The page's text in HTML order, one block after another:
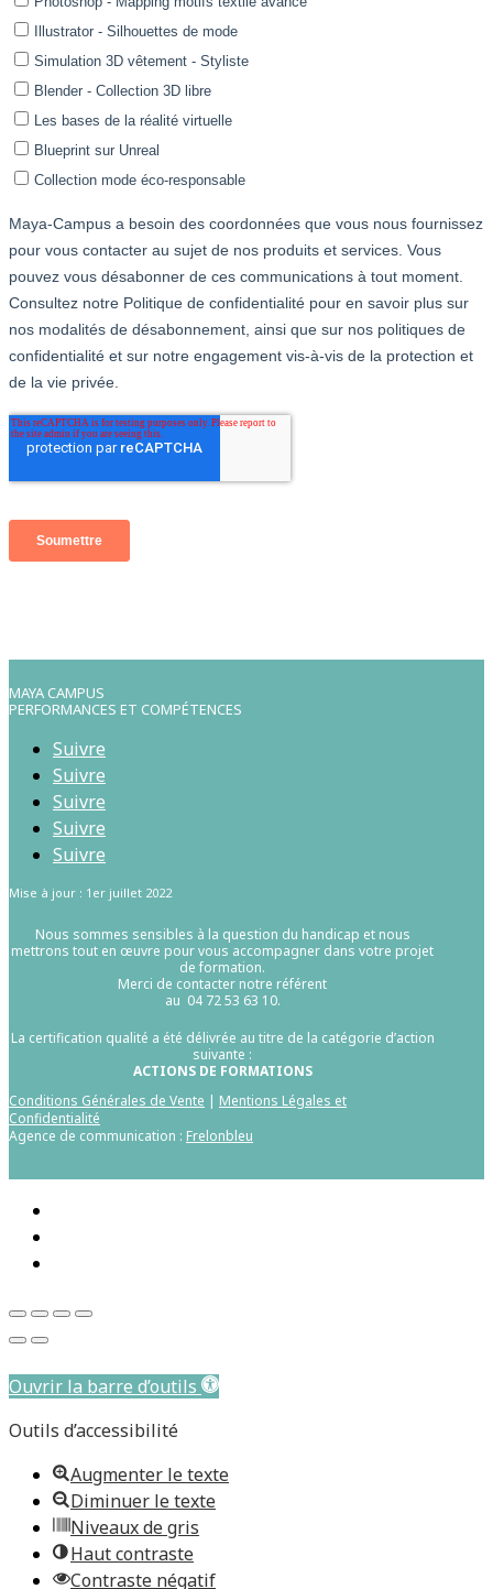
MAYA CAMPUS
PERFORMANCES ET COMPÉTENCES
Suivre
Suivre
Suivre
Suivre
Suivre
Mise à jour : 1er juillet 2022
Nous sommes sensibles à la question du handicap et nous
mettrons tout en œuvre pour vous accompagner dans votre projet
de formation.
Merci de contacter notre référent
au 04 72 53 63 10.
La certification qualité a été délivrée au titre de la catégorie d’action
suivante :
ACTIONS DE FORMATIONS
Conditions Générales de Vente | Mentions Légales et
Confidentialité
Agence de communication : Frelonbleu
Ouvrir la barre d’outils
Outils d’accessibilité
Augmenter le texte
Diminuer le texte
Niveaux de gris
Haut contraste
Contraste négatif